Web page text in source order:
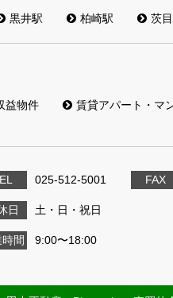
黒井駅 柏崎駅 茨
益物件
賃貸アパート・マ
025-512-5001 FAX
日 土・日・祝日
間 9:00〜18:00